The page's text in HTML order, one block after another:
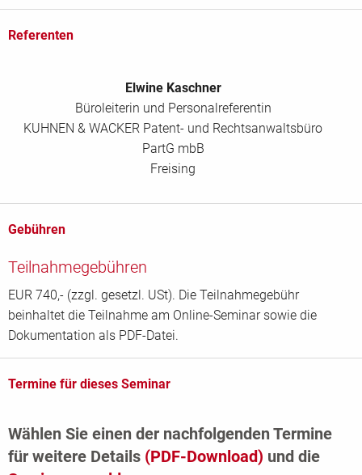
Referenten
Elwine Kaschner
Büroleiterin und Personalreferentin
KUHNEN & WACKER Patent- und Rechtsanwaltsbüro
PartG mbB
Freising
Gebühren
Teilnahmegebühren
EUR 740,- (zzgl. gesetzl. USt). Die Teilnahmegebühr
beinhaltet die Teilnahme am Online-Seminar sowie die
Dokumentation als PDF-Datei.
Termine für dieses Seminar
Wählen Sie einen der nachfolgenden Termine
für weitere Details (PDF-Download) und die